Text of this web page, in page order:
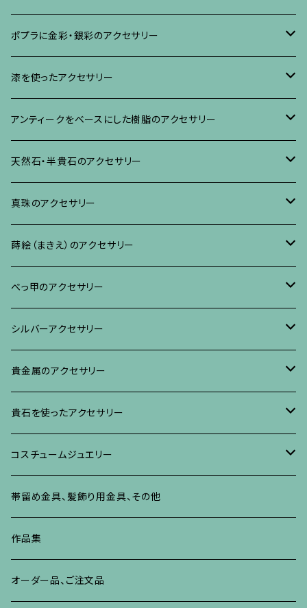
ブローチ
イヤリング・ピアス
ネックレス、その他
ポプラに金彩・銀彩のアクセサリー
ブローチ
イヤリング、ピアス
ネックレス、ペンダント
ブレスレット、バングル、その他
漆を使ったアクセサリー
ブローチ
イヤリング・ピアス
ネックレス・ペンダント
リング
ブレスレット・バングル、その他
アンティークをベースにした樹脂のアクセサリー
ブローチ
イヤリング・ピアス
ネックレス、ペンダント
ブレスレット、その他
天然石・半貴石のアクセサリー
ブローチ
イヤリング・ピアス
ネックレス、ペンダント
リング
ブレスレット、その他
真珠のアクセサリー
ブローチ
イヤリング・ピアス
ネックレス、ペンダント
リング
ブレスレット、その他
蒔絵（まきえ）のアクセサリー
べっ甲に蒔絵のアクセサリー
ブローチ
イヤリング・ピアス
真珠に蒔絵のアクセサリー
ブローチ
イヤリング、ピアス
水晶に蒔絵のアクセサリー
ブローチ
イヤリング、ピアス
朴の木やポプラに蒔絵のアクセサリー
ブローチ
イヤリング・ピアス
その他の蒔絵のアクセサリー
べっ甲のアクセサリー
ブローチ
イヤリング、ピアス
ネックレス、ペンダント
リング
ブレスレット、バングル、その他
シルバーアクセサリー
ブローチ
イヤリング、ピアス
ネックレス、ペンダント
リング
ブレスレット、バングル、その他
貴金属のアクセサリー
ブローチ
イヤリング、ピアス
ネックレス、ペンダント
ブレスレット、その他
リング
貴石を使ったアクセサリー
ブローチ
イヤリング、ピアス
ネックレス、ペンダント
リング
コスチュームジュエリー
ブローチ
イヤリング、ピアス
ネックレス、ペンダント
帯留め金具、髪飾り用金具、その他
作品集
オーダー品、ご注文品